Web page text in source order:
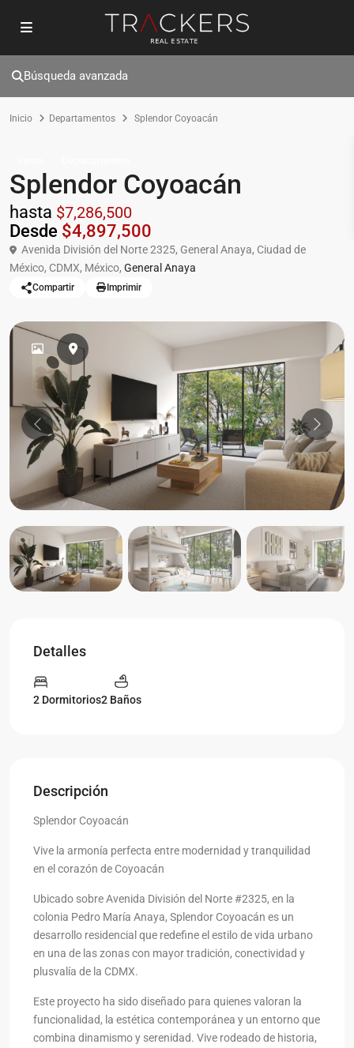
Búsqueda avanzada
Inicio Departamentos Splendor Coyoacán
Splendor Coyoacán
hasta $7,286,500
Desde $4,897,500
Avenida División del Norte 2325, General Anaya, Ciudad de
México, CDMX, México, General Anaya
Compartir Imprimir
Previous
Detalles
2 Dormitorios2 Baños
Descripción
Splendor Coyoacán
Vive la armonía perfecta entre modernidad y tranquilidad
en el corazón de Coyoacán
Ubicado sobre Avenida División del Norte #2325, en la
colonia Pedro María Anaya, Splendor Coyoacán es un
desarrollo residencial que redefine el estilo de vida urbano
en una de las zonas con mayor tradición, conectividad y
plusvalía de la CDMX.
Este proyecto ha sido diseñado para quienes valoran la
funcionalidad, la estética contemporánea y un entorno que
combina dinamismo y serenidad. Vive rodeado de historia,